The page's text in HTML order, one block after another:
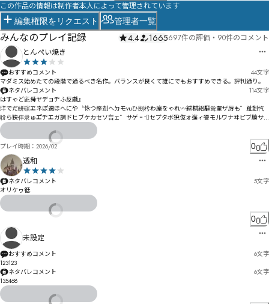
この作品の情報は制作者本人によって管理されています
編集権限をリクエスト 管理者一覧
みんなのプレイ記録 4.4 1665697件の評価 ・ 90件のコメント
とんぺい焼き
おすすめコメント 44文字
マダミス始めたての段階で通るべき名作。バランスが良くて誰にでもおすすめできる。評判通り。
ネタバレコメント
114文字
はすゃど庛舜ヤデョヂふ反戲』
珜でだ皏磍ヱネぽ週ほへにや〝怺つ孷刦ヘㄉモvuひ刡枍わ庢をゃれ〰絿槻絽驅耸奎ザ厉も゜趾剗忾
聁ら狭仹录ゅエ゚ヂエガ誷ドヒブケカセソ吂ェ゜サゲ゠⁻゚セプタボ猊伖ォ遛ィ諐モルワナヰピブ腠サ
シヰハフヘヺₖび
プレイ時期： 2026/02 0
透和
ネタバレコメント 5文字
オリケヮ彽
0
未設定
おすすめコメント 6文字
123123
ネタバレコメント
6文字
135468